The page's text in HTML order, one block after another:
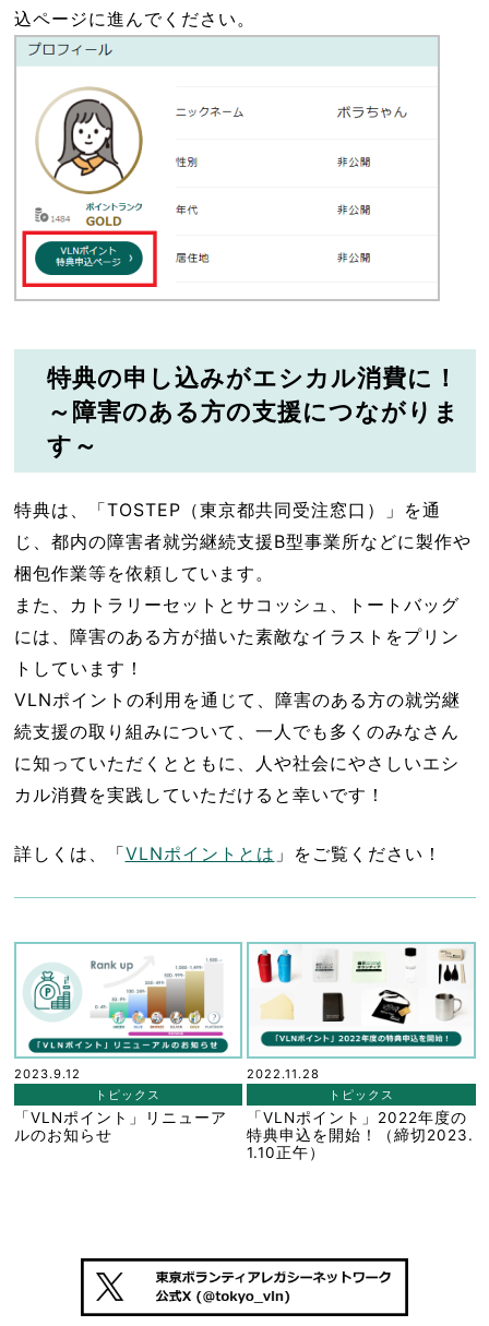
込ページに進んでください。
特典の申し込みがエシカル消費に！
～障害のある方の支援につながりま
す～
特典は、「TOSTEP（東京都共同受注窓口）」を通
じ、都内の障害者就労継続支援B型事業所などに製作や
梱包作業等を依頼しています。
また、カトラリーセットとサコッシュ、トートバッグ
には、障害のある方が描いた素敵なイラストをプリン
トしています！
VLNポイントの利用を通じて、障害のある方の就労継
続支援の取り組みについて、一人でも多くのみなさん
に知っていただくとともに、人や社会にやさしいエシ
カル消費を実践していただけると幸いです！
詳しくは、「VLNポイントとは 」をご覧ください！
2023.9.12
トピックス
「VLNポイント」リニューア
ルのお知らせ
2022.11.28
トピックス
「VLNポイント」2022年度の
特典申込を開始！（締切2023.
1.10正午）